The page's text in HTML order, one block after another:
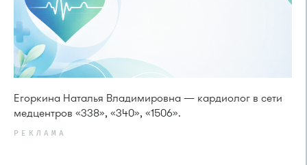
Егоркина Наталья Владимировна — кардиолог в сети
медцентров «338», «340», «1506».
РЕКЛАМА